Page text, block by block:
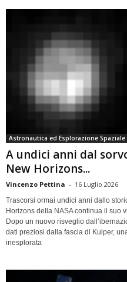
Astronautica ed Esplorazione Spaziale
A undici anni dal
New Horizons...
Vincenzo Pettina - 16 Luglio 2026
Trascorsi ormai undici anni dallo
Horizons della NASA continua il suo
Dopo un nuovo risveglio
dati preziosi dalla fascia di Kuiper,
inesplorata